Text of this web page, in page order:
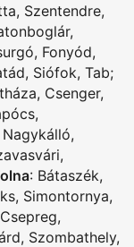
, Szentendre,
,
, Fonyód,
, Siófok, Tab;
, Csenger,
,
Nagykálló,
,
: Bátaszék,
, Simontornya,
Csepreg,
, Szombathely,